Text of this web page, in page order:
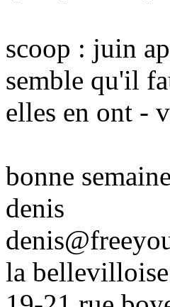
scoop : juin
semble qu'il
elles en ont -
bonne
denis
la bellevilloise